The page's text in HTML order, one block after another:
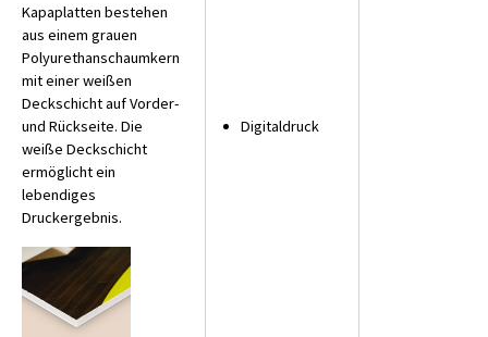
Kapaplatten bestehen
aus einem grauen
Polyurethanschaumkern
mit einer weißen
Deckschicht auf Vorder-
und Rückseite. Die
weiße Deckschicht
ermöglicht ein
lebendiges
Druckergebnis.
Digitaldruck